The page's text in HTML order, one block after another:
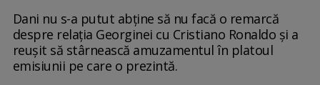
Dani nu s-a putut abține să nu facă o remarcă
despre relația Georginei cu Cristiano Ronaldo și a
reușit să stârnească amuzamentul în platoul
emisiunii pe care o prezintă.